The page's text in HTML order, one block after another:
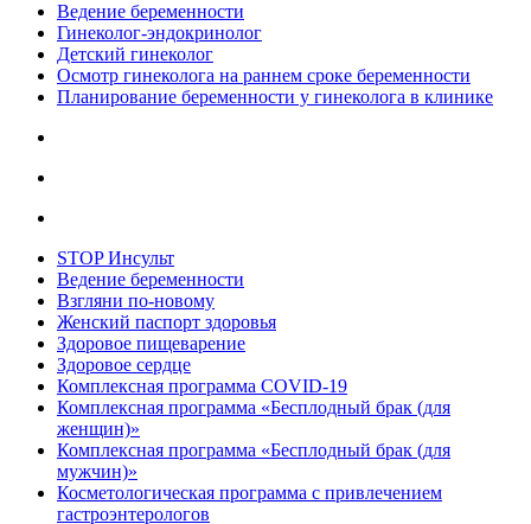
Ведение беременности
Гинеколог-эндокринолог
Детский гинеколог
Осмотр гинеколога на раннем сроке беременности
Планирование беременности у гинеколога в клинике
STOP Инсульт
Ведение беременности
Взгляни по-новому
Женский паспорт здоровья
Здоровое пищеварение
Здоровое сердце
Комплексная программа COVID-19
Комплексная программа «Бесплодный брак (для
женщин)»
Комплексная программа «Бесплодный брак (для
мужчин)»
Косметологическая программа с привлечением
гастроэнтерологов